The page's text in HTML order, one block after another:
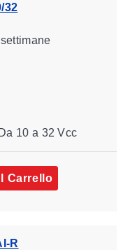
32
Da 10 a 32 Vcc
Carrello
R